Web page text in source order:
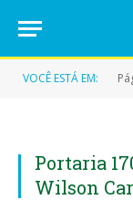
VOCÊ ESTÁ EM:
Portaria
Wilson